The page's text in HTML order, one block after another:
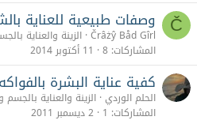
Č وصفات طبيعية للعناية
Črâżŷ Båd Gîrl الزينة والعناية
المشاركات 8 11 أكتوبر 2014
كفية عناية البشرة
الحلم الوردي الزينة والعناية
المشاركات 1 2 ديسمبر 2011